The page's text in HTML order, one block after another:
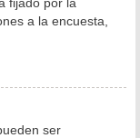
a la encuesta,
ser